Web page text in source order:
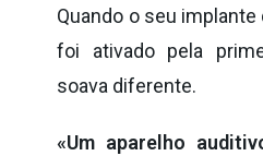
Quando o seu
foi ativado pela
soava diferente.
«Um aparelho